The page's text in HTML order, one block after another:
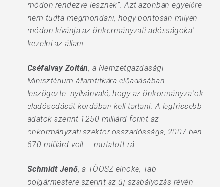
módon rendezve lesznek”. Azt azonban egyelőre
nem tudta megmondani, hogy pontosan milyen
módon kívánja az önkormányzati adósságokat
kezelni az állam.
Cséfalvay Zoltán, a Nemzetgazdasági
Minisztérium államtitkára előadásában
leszögezte: nyilvánvaló, hogy az önkormányzatok
eladósodását kordában kell tartani. A legfrissebb
adatok szerint 1250 milliárd forint az
önkormányzati szektor összadóssága, 2007-ben
670 milliárd volt – mutatott rá.
Schmidt Jenő, a TÖOSZ elnöke, Tab
polgármestere szerint az új szabályozás révén